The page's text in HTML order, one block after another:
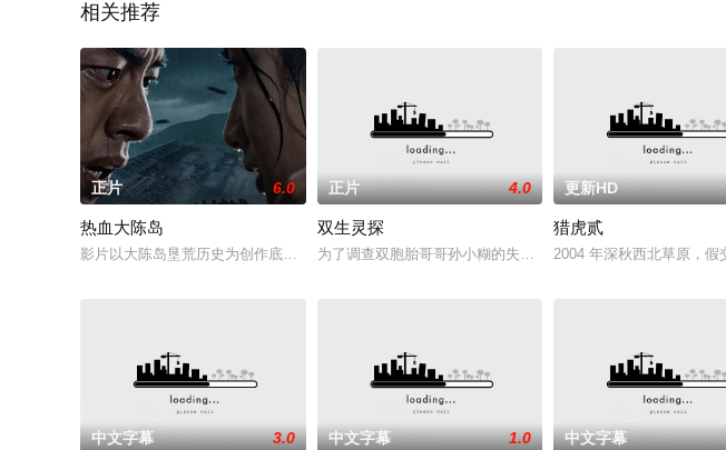
相关推荐
正片 6.0
热血大陈岛
影片以大陈岛垦荒历史为创作底色，在尊重历史真实性的前提下，以年轻化、科技化的光影语言活
正片 4.0
双生灵探
为了调查双胞胎哥哥孙小糊的失踪，孙小涂参加了警队的招新
更新HD
猎虎贰
2004 年深秋西北草原，
中文字幕 3.0 中文字幕 1.0 中文字幕